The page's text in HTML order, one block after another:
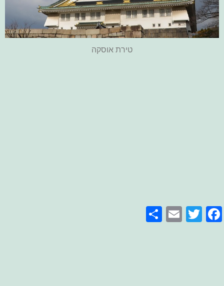
טירת אוסקה
Facebook
Twitter
Email